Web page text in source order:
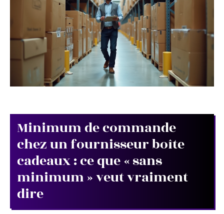
Minimum de commande
chez un fournisseur boîte
cadeaux : ce que « sans
minimum » veut vraiment
dire